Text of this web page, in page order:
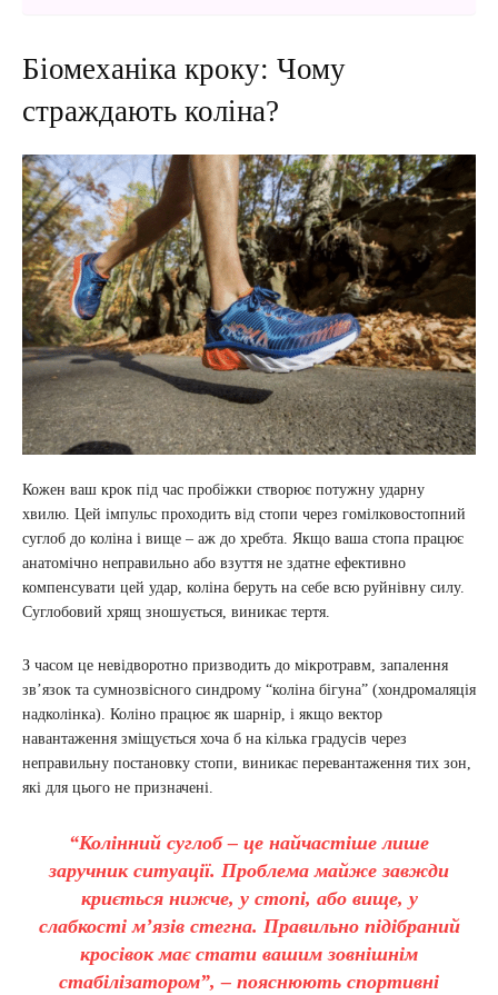
Біомеханіка кроку: Чому
страждають коліна?
Кожен ваш крок під час пробіжки створює потужну ударну
хвилю. Цей імпульс проходить від стопи через гомілковостопний
суглоб до коліна і вище – аж до хребта. Якщо ваша стопа працює
анатомічно неправильно або взуття не здатне ефективно
компенсувати цей удар, коліна беруть на себе всю руйнівну силу.
Суглобовий хрящ зношується, виникає тертя.
З часом це невідворотно призводить до мікротравм, запалення
зв’язок та сумнозвісного синдрому “коліна бігуна” (хондромаляція
надколінка). Коліно працює як шарнір, і якщо вектор
навантаження зміщується хоча б на кілька градусів через
неправильну постановку стопи, виникає перевантаження тих зон,
які для цього не призначені.
“Колінний суглоб – це найчастіше лише
заручник ситуації. Проблема майже завжди
криється нижче, у стопі, або вище, у
слабкості м’язів стегна. Правильно підібраний
кросівок має стати вашим зовнішнім
стабілізатором”, – пояснюють спортивні